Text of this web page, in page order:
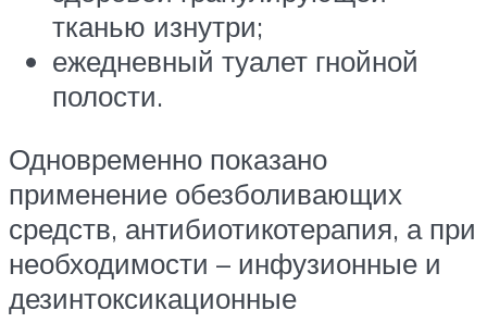
тканью изнутри;
ежедневный туалет гнойной
полости.
Одновременно показано
применение обезболивающих
средств, антибиотикотерапия, а при
необходимости – инфузионные и
дезинтоксикационные